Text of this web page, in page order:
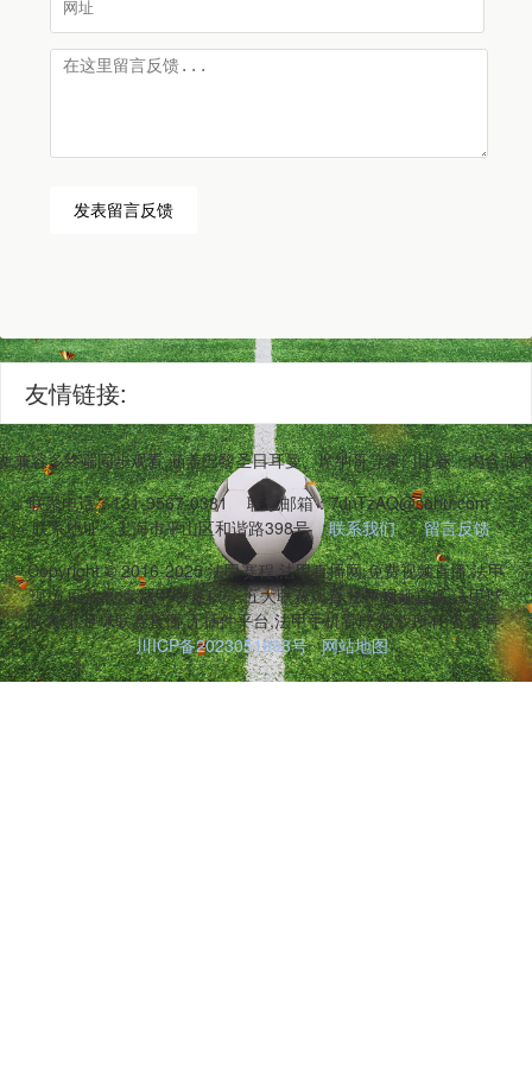
发表留言反馈
友情链接:
容多终端同步观看,涵盖巴黎圣日耳曼、摩纳哥等豪门比赛。内含
联系电话：131-3567-0381
联系邮箱：7JnTzAQ@sohu.com
联系地址：上海市平山区和谐路398号
联系我们
留言反馈
Copyright © 2016-2025 法甲赛程,法甲直播网,免费视频直播,法甲
现场,回放高清,法甲联赛积分,五大联赛观看,法甲视频直播,法甲球
队表现,足球联赛直播,无插件平台,法甲手机看球 版权所有 备案号:
川ICP备2023051998号 网站地图